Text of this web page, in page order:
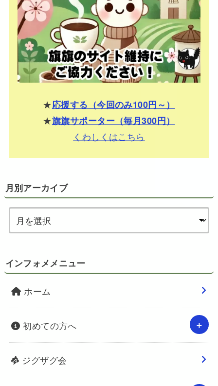
★応援する（今回のみ100円～）
★旗旗サポーター（毎月300円）
くわしくはこちら
月別アーカイブ
インフォメメニュー
ホーム
初めての方へ
ジグザグ会